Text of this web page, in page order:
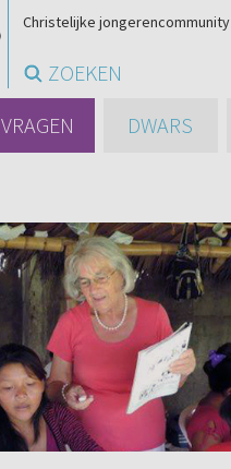
Christelijke jongerencommunity
ZOEKEN
VRAGEN DWARS